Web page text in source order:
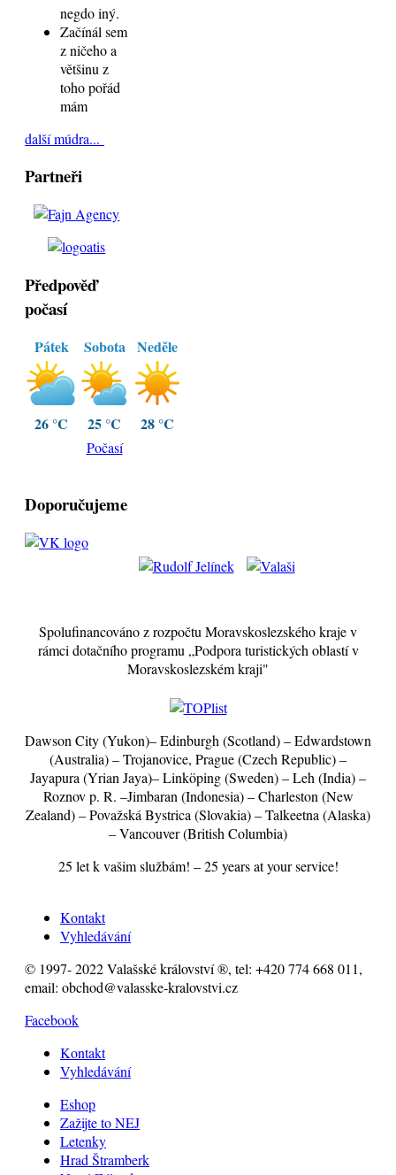
negdo iný.
Začínál sem
z ničeho a
většinu z
toho pořád
mám
další múdra...
Partneři
Předpověď
počasí
Pátek
26 °C
Sobota
25 °C
Neděle
28 °C
Počasí
Doporučujeme
Spolufinancováno z rozpočtu Moravskoslezského kraje v
rámci dotačního programu „Podpora turistických oblastí v
Moravskoslezském kraji"
Dawson City (Yukon)– Edinburgh (Scotland) – Edwardstown
(Australia) – Trojanovice, Prague (Czech Republic) –
Jayapura (Yrian Jaya)– Linköping (Sweden) – Leh (India) –
Roznov p. R. –Jimbaran (Indonesia) – Charleston (New
Zealand) – Považská Bystrica (Slovakia) – Talkeetna (Alaska)
– Vancouver (British Columbia)
25 let k vašim službám! – 25 years at your service!
Kontakt
Vyhledávání
© 1997- 2022 Valašské království ®, tel: +420 774 668 011,
email: obchod@valasske-kralovstvi.cz
Facebook
Kontakt
Vyhledávání
Eshop
Zažijte to NEJ
Letenky
Hrad Štramberk